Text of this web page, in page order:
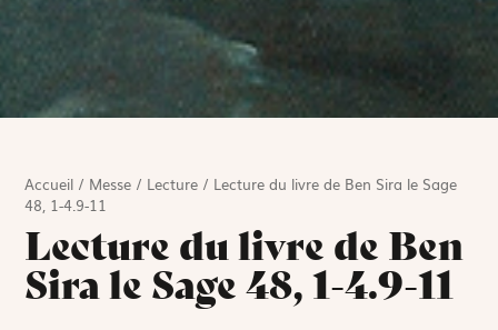
Accueil / Messe / Lecture / Lecture du livre de Ben Sira le Sage
48, 1-4.9-11
Lecture du livre de Ben
Sira le Sage 48, 1-4.9-11